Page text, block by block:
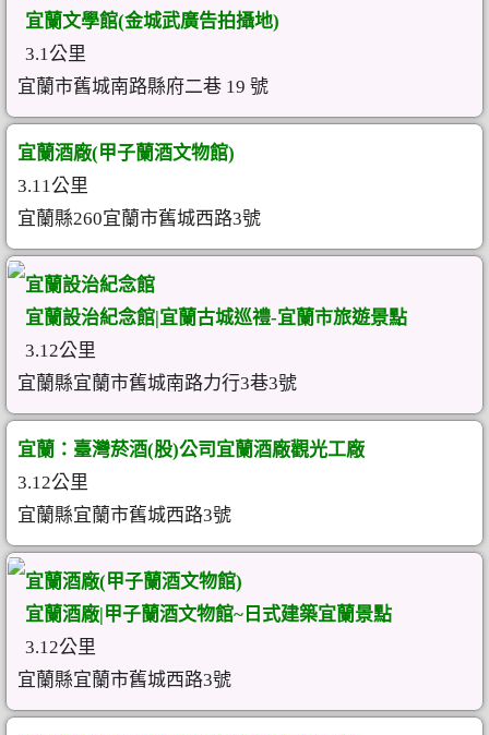
宜蘭文學館(金城武廣告拍攝地)
3.1公里
宜蘭市舊城南路縣府二巷 19 號
宜蘭酒廠(甲子蘭酒文物館)
3.11公里
宜蘭縣260宜蘭市舊城西路3號
宜蘭設治紀念館
宜蘭設治紀念館|宜蘭古城巡禮-宜蘭市旅遊景點
3.12公里
宜蘭縣宜蘭市舊城南路力行3巷3號
宜蘭：臺灣菸酒(股)公司宜蘭酒廠觀光工廠
3.12公里
宜蘭縣宜蘭市舊城西路3號
宜蘭酒廠(甲子蘭酒文物館)
宜蘭酒廠|甲子蘭酒文物館~日式建築宜蘭景點
3.12公里
宜蘭縣宜蘭市舊城西路3號